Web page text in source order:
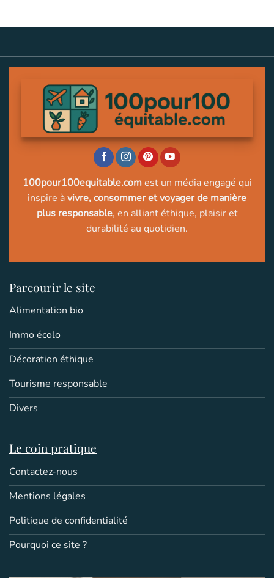
100pour100equitable.comest un média engagé qui
inspire àvivre, consommer et voyager de manière
plus responsable, en alliant éthique, plaisir et
durabilité au quotidien.
Parcourir le site
Alimentation bio
Immo écolo
Décoration éthique
Tourisme responsable
Divers
Le coin pratique
Contactez-nous
Mentions légales
Politique de confidentialité
Pourquoi ce site ?